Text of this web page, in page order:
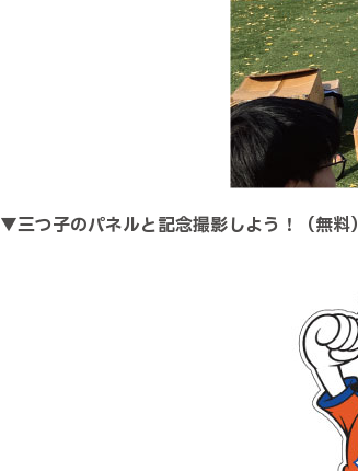
▼三つ子のパネルと記念撮影しよう！（無料）